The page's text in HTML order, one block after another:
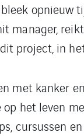
opnieuw
manager,
project, in
met kanker
het leven
cursussen